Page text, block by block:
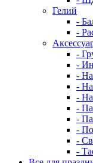
Гелий
-
-
-
-
-
-
-
-
-
-
-
-